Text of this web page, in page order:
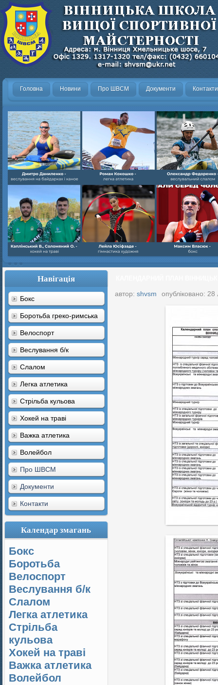
Головна Новини Про ШВСМ Документи Контакти
Навігація
Бокс
Боротьба греко-римська
Велоспорт
Веслування б/к
Cлалом
Легка атлетика
Стрільба кульова
Хокей на траві
Важка атлетика
Волейбол
Про ШВСМ
Документи
Контакти
Календар змагань
Бокс
Боротьба
Велоспорт
Веслування б/к
Cлалом
Легка атлетика
Стрільба
кульова
Хокей на траві
Важка атлетика
Волейбол
автор: shvsm опубліковано: